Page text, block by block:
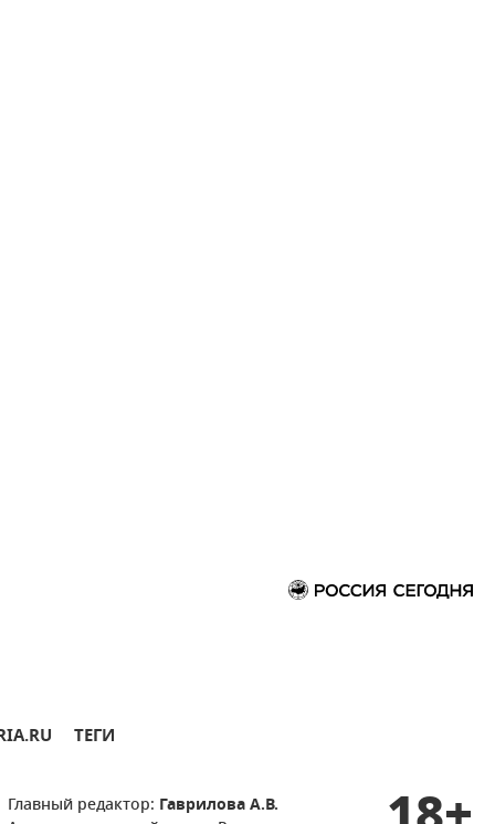
ТЕГИ
Главный редактор: Гаврилова А.В.